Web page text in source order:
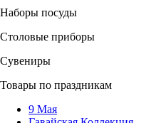
Наборы посуды
Столовые приборы
Сувениры
Товары по праздникам
9 Мая